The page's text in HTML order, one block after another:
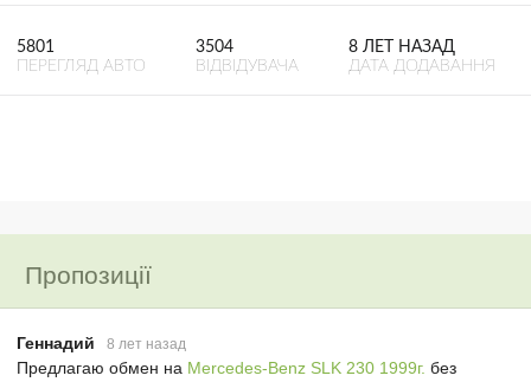
5801
ПЕРЕГЛЯД АВТО
3504
ВІДВІДУВАЧА
8 ЛЕТ НАЗАД
ДАТА ДОДАВАННЯ
Пропозиції
Геннадий 8 лет назад
Предлагаю обмен на Mercedes-Benz SLK 230 1999г. без